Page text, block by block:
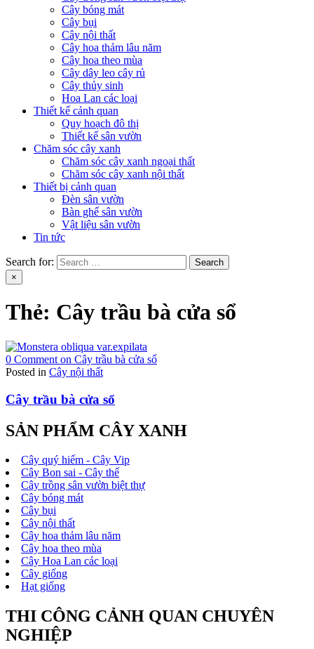
Cây bóng mát
Cây bụi
Cây nội thất
Cây hoa thảm lâu năm
Cây hoa theo mùa
Cây dây leo cây rủ
Cây thủy sinh
Hoa Lan các loại
Thiết kế cảnh quan
Quy hoạch đô thị
Thiết kế sân vườn
Chăm sóc cây xanh
Chăm sóc cây xanh ngoại thất
Chăm sóc cây xanh nội thất
Thiết bị cảnh quan
Đèn sân vườn
Bàn ghế sân vườn
Vật liệu sân vườn
Tin tức
Search for:
×
Thẻ: Cây trầu bà cửa sổ
0 Comment on Cây trầu bà cửa sổ
Posted in Cây nội thất
Cây trầu bà cửa sổ
SẢN PHẨM CÂY XANH
Cây quý hiếm - Cây Vip
Cây Bon sai - Cây thế
Cây trồng sân vườn biệt thự
Cây bóng mát
Cây bụi
Cây nội thất
Cây hoa thảm lâu năm
Cây hoa theo mùa
Cây Hoa Lan các loại
Cây giống
Hạt giống
THI CÔNG CẢNH QUAN CHUYÊN
NGHIỆP